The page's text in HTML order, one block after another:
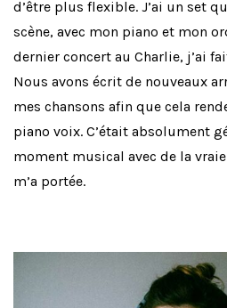
d’être plus flexible. J’ai un set
scène, avec mon piano et mon
dernier concert au Charlie, j’ai
Nous avons écrit de nouveaux
mes chansons afin que cela
piano voix. C’était absolument
moment musical avec de la
m’a portée.